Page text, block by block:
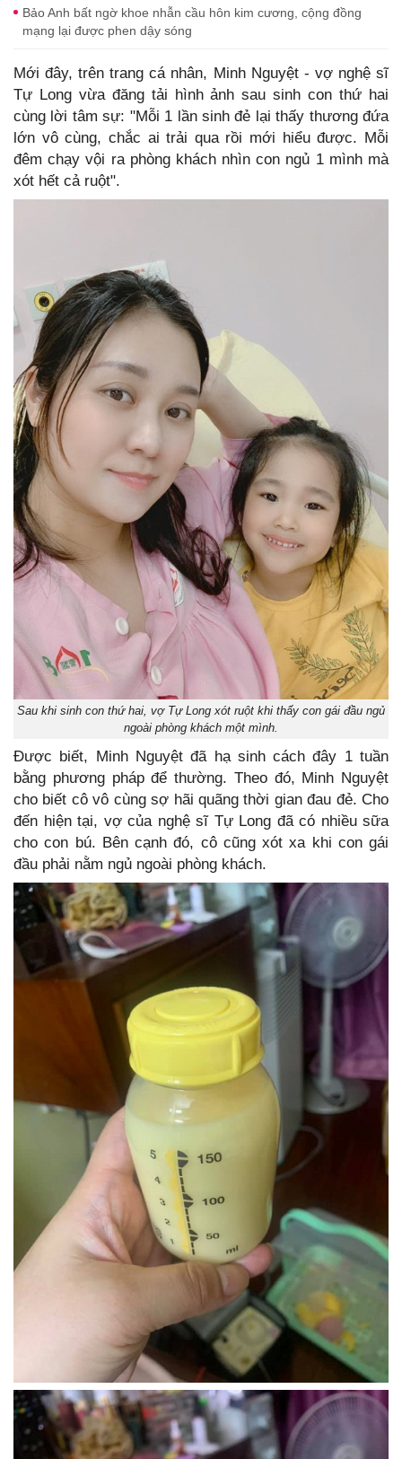
Bảo Anh bất ngờ khoe nhẫn cầu hôn kim cương, cộng đồng
mạng lại được phen dậy sóng
Mới đây, trên trang cá nhân, Minh Nguyệt - vợ nghệ sĩ
Tự Long vừa đăng tải hình ảnh sau sinh con thứ hai
cùng lời tâm sự: "Mỗi 1 lần sinh đẻ lại thấy thương đứa
lớn vô cùng, chắc ai trải qua rồi mới hiểu được. Mỗi
đêm chạy vội ra phòng khách nhìn con ngủ 1 mình mà
xót hết cả ruột".
Sau khi sinh con thứ hai, vợ Tự Long xót ruột khi thấy con gái đầu ngủ
ngoài phòng khách một mình.
Được biết, Minh Nguyệt đã hạ sinh cách đây 1 tuần
bằng phương pháp để thường. Theo đó, Minh Nguyệt
cho biết cô vô cùng sợ hãi quãng thời gian đau đẻ. Cho
đến hiện tại, vợ của nghệ sĩ Tự Long đã có nhiều sữa
cho con bú. Bên cạnh đó, cô cũng xót xa khi con gái
đầu phải nằm ngủ ngoài phòng khách.